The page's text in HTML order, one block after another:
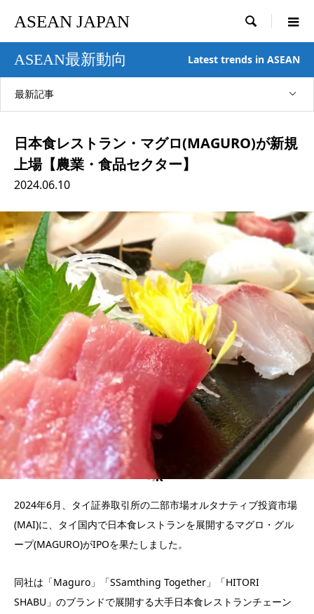
ASEAN JAPAN 
ASEAN最新動向 Latest trends in ASEAN
最新記事
日本食レストラン・マグロ(MAGURO)が新規
上場【農業・食品セクター】
2024.06.10
2024年6月、タイ証券取引所の二部市場オルタナティブ投資市場
(MAI)に、タイ国内で日本食レストランを展開するマグロ・グル
ープ(MAGURO)がIPOを果たしました。
同社は「Maguro」「SSamthing Together」「HITORI
SHABU」のブランドで展開する大手日本食レストランチェーン